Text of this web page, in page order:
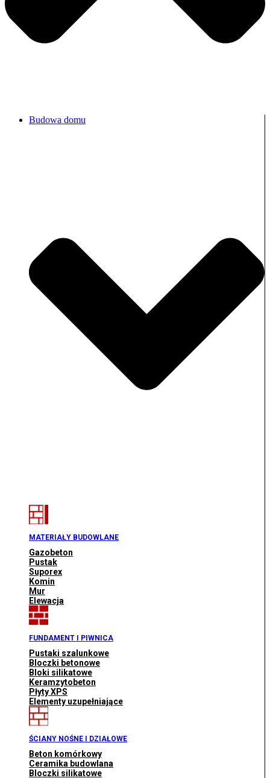
Budowa domu
MATERIAŁY BUDOWLANE
Gazobeton
Pustak
Suporex
Komin
Mur
Elewacja
FUNDAMENT I PIWNICA
Pustaki szalunkowe
Bloczki betonowe
Bloki silikatowe
Keramzytobeton
Płyty XPS
Elementy uzupełniające
ŚCIANY NOŚNE I DZIAŁOWE
Beton komórkowy
Ceramika budowlana
Bloczki silikatowe